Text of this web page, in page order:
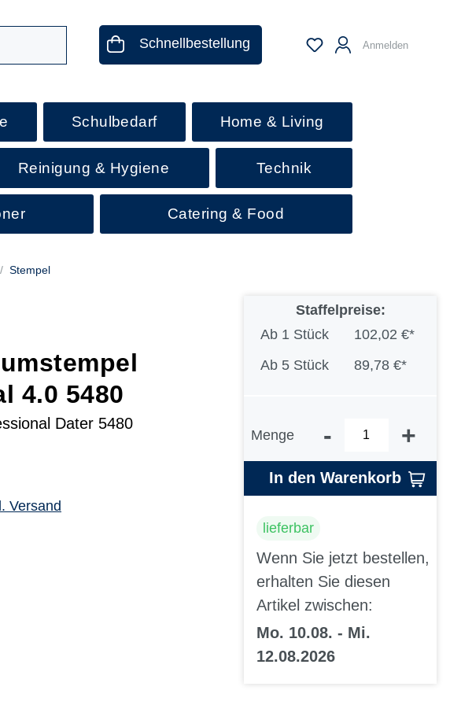
Schnellbestellung Anmelden
Schulbedarf Home & Living
Reinigung & Hygiene Technik
Catering & Food
Stempel
4.0 5480
Dater 5480
Versand
Staffelpreise:
Ab 1 Stück
102,02 €*
Ab 5 Stück 89,78 €*
Menge - +
In den Warenkorb
lieferbar
Wenn Sie jetzt bestellen,
erhalten Sie diesen
Artikel zwischen:
Mo. 10.08. - Mi.
12.08.2026